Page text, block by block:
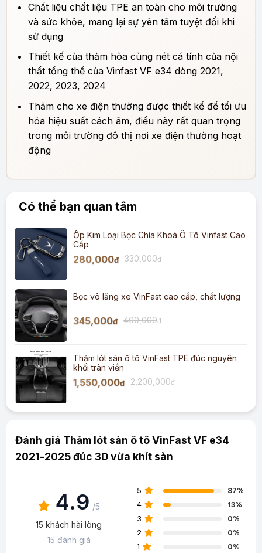
Chất liệu chất liệu TPE an toàn cho môi trường
và sức khỏe, mang lại sự yên tâm tuyệt đối khi
sử dụng
Thiết kế của thảm hòa cùng nét cá tính của nội
thất tổng thể của Vinfast VF e34 dòng 2021,
2022, 2023, 2024
Thảm cho xe điện thường được thiết kế để tối ưu
hóa hiệu suất cách âm, điều này rất quan trọng
trong môi trường đô thị nơi xe điện thường hoạt
động
Có thể bạn quan tâm
Ốp Kim Loại Bọc Chìa Khoá Ô Tô Vinfast Cao
Cấp
280,000đ 330,000đ
Bọc vô lăng xe VinFast cao cấp, chất lượng
345,000đ 400,000đ
Thảm lót sàn ô tô VinFast TPE đúc nguyên
khối tràn viền
1,550,000đ 2,200,000đ
Đánh giá Thảm lót sàn ô tô VinFast VF e34
2021-2025 đúc 3D vừa khít sàn
4.9 /5
15 khách hài lòng
15 đánh giá
5 87%
4 13%
3 0%
2 0%
1 0%